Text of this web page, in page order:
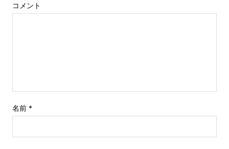
コメント
名前 *